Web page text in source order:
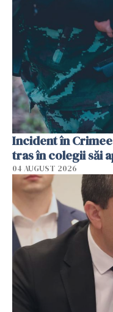
Incident în
tras în colegii săi
04 AUGUST 2026